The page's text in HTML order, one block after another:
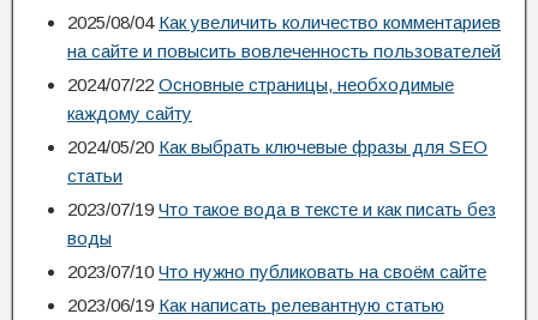
2025/08/04 Как увеличить количество комментариев
на сайте и повысить вовлеченность пользователей
2024/07/22 Основные страницы, необходимые
каждому сайту
2024/05/20 Как выбрать ключевые фразы для SEO
статьи
2023/07/19 Что такое вода в тексте и как писать без
воды
2023/07/10 Что нужно публиковать на своём сайте
2023/06/19 Как написать релевантную статью